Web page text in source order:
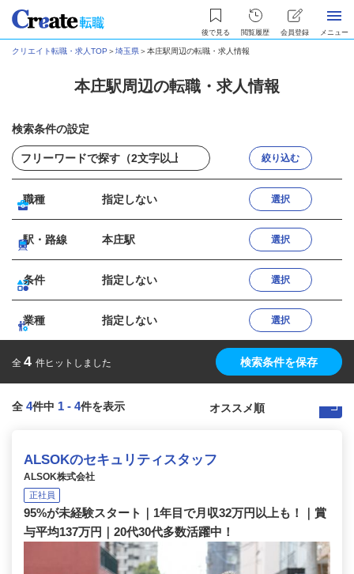
後で見る 閲覧履歴 会員登録 メニュー
クリエイト転職・求人TOP ＞埼玉県＞本庄駅周辺の転職・求人情報
本庄駅周辺の転職・求人情報
検索条件の設定
絞り込む
職種 指定しない 選択
駅・路線 本庄駅 選択
条件 指定しない 選択
業種 指定しない 選択
全 4 件ヒットしました 検索条件を保存
全 4件中 1 - 4件を表示
ALSOKのセキュリティスタッフ
ALSOK株式会社
正社員
95%が未経験スタート｜1年目で月収32万円以上も！｜賞
与平均137万円｜20代30代多数活躍中！